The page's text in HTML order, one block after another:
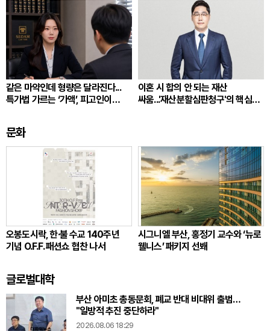
같은 마약인데 형량은 달라진다...
특가법 가르는 ‘가액’, 피고인이
이혼 시 합의 안 되는 재산
싸움...'재산분할심판청구'의 핵심
문화
오봉도시락, 한·불 수교 140주년
기념 O.F.F. 패션쇼 협찬 나서
시그니엘 부산, 홍정기 교수와 ‘뉴로
웰니스’ 패키지 선봬
글로벌대학
부산 아미초 총동문회, 폐교 반대 비대위 출범…
"일방적 추진 중단하라"
2026.08.06 18:29